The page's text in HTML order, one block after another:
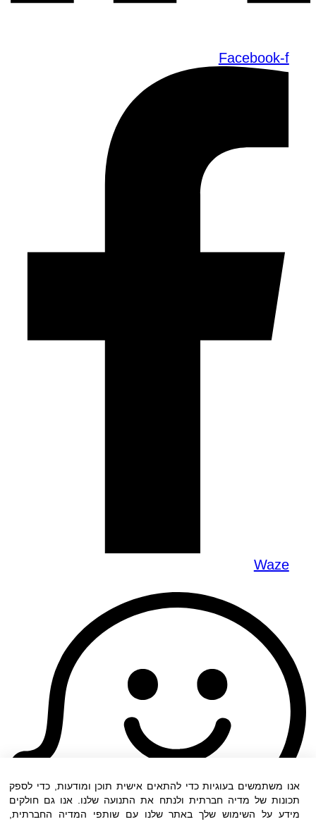
Facebook-f
Waze
אנו משתמשים בעוגיות כדי להתאים אישית תוכן ומודעות, כדי לספק
תכונות של מדיה חברתית ולנתח את התנועה שלנו. אנו גם חולקים
מידע על השימוש שלך באתר שלנו עם שותפי המדיה החברתית,